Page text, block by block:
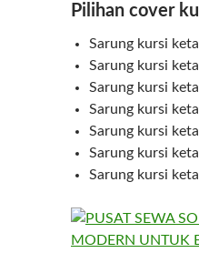
Pilihan cover
Sarung kursi
Sarung kursi
Sarung kursi
Sarung kursi
Sarung kursi
Sarung kursi
Sarung kursi